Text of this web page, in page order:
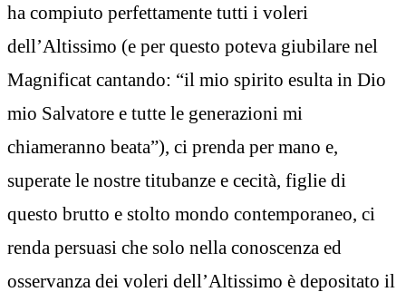
ha compiuto perfettamente tutti i voleri
dell’Altissimo (e per questo poteva giubilare nel
Magnificat cantando: “il mio spirito esulta in Dio
mio Salvatore e tutte le generazioni mi
chiameranno beata”), ci prenda per mano e,
superate le nostre titubanze e cecità, figlie di
questo brutto e stolto mondo contemporaneo, ci
renda persuasi che solo nella conoscenza ed
osservanza dei voleri dell’Altissimo è depositato il